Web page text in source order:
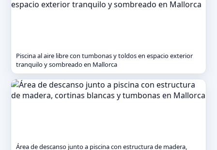
Piscina al aire libre con tumbonas y toldos en espacio exterior
tranquilo y sombreado en Mallorca
Área de descanso junto a piscina con estructura de madera,